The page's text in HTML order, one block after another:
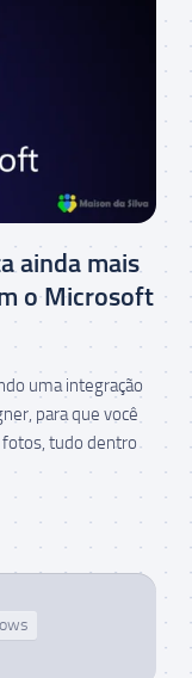
ainda mais
o Microsoft
uma integração
para que você
fotos, tudo dentro